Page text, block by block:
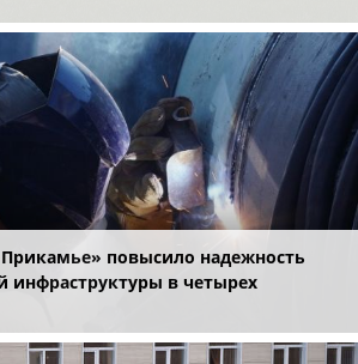
повысило надежность
инфраструктуры в четырех